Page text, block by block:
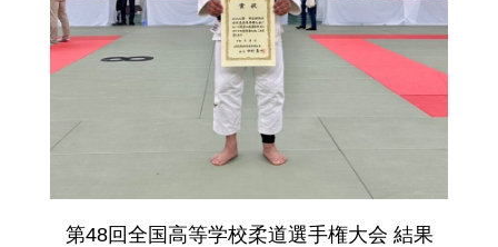
第48回全国高等学校柔道選手権大会 結果